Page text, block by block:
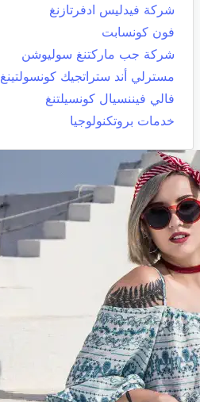
شركة فيدليس ادفرتازنغ
فون كونسابت
شركة جب ماركتنغ سوليوشن
مسترلي أند ستراتجيك كونسولتينغ
فالي فيننسيال كونسيلتنغ
خدمات بروتكنولوجيا